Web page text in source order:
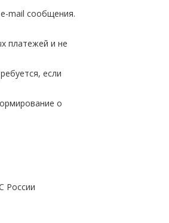
mail сообщения.
платежей и не
если
о
России